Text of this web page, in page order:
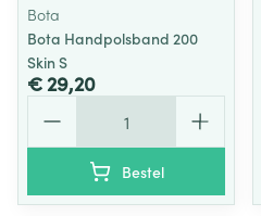
Bota
Bota Handpolsband 200
Skin S
€ 29,20
Bestel